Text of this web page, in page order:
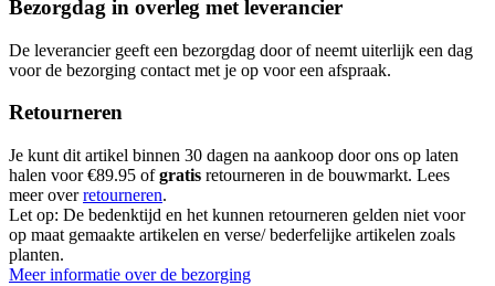
Bezorgdag in overleg met leverancier
De leverancier geeft een bezorgdag door of neemt uiterlijk een dag
voor de bezorging contact met je op voor een afspraak.
Retourneren
Je kunt dit artikel binnen 30 dagen na aankoop door ons op laten
halen voor €89.95 ofgratis retourneren in de bouwmarkt. Lees
meer overretourneren.
Let op: De bedenktijd en het kunnen retourneren gelden niet voor
op maat gemaakte artikelen en verse/ bederfelijke artikelen zoals
planten.
Meer informatie over de bezorging